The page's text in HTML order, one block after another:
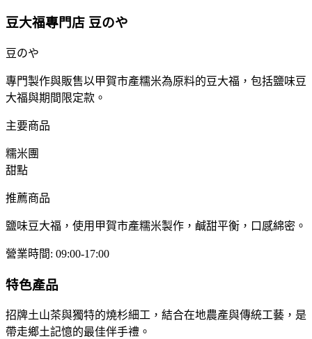
豆大福專門店 豆のや
豆のや
專門製作與販售以甲賀市產糯米為原料的豆大福，包括鹽味豆
大福與期間限定款。
主要商品
糯米團
甜點
推薦商品
鹽味豆大福，使用甲賀市產糯米製作，鹹甜平衡，口感綿密。
營業時間: 09:00-17:00
特色產品
招牌土山茶與獨特的燒杉細工，結合在地農產與傳統工藝，是
帶走鄉土記憶的最佳伴手禮。